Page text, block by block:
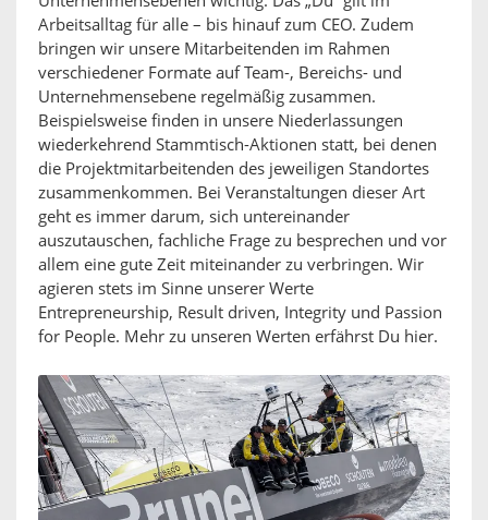
Arbeitsalltag für alle – bis hinauf zum CEO. Zudem
bringen wir unsere Mitarbeitenden im Rahmen
verschiedener Formate auf Team-, Bereichs- und
Unternehmensebene regelmäßig zusammen.
Beispielsweise finden in unsere Niederlassungen
wiederkehrend Stammtisch-Aktionen statt, bei denen
die Projektmitarbeitenden des jeweiligen Standortes
zusammenkommen. Bei Veranstaltungen dieser Art
geht es immer darum, sich untereinander
auszutauschen, fachliche Frage zu besprechen und vor
allem eine gute Zeit miteinander zu verbringen. Wir
agieren stets im Sinne unserer Werte
Entrepreneurship, Result driven, Integrity und Passion
for People. Mehr zu unseren Werten erfährst Du hier.